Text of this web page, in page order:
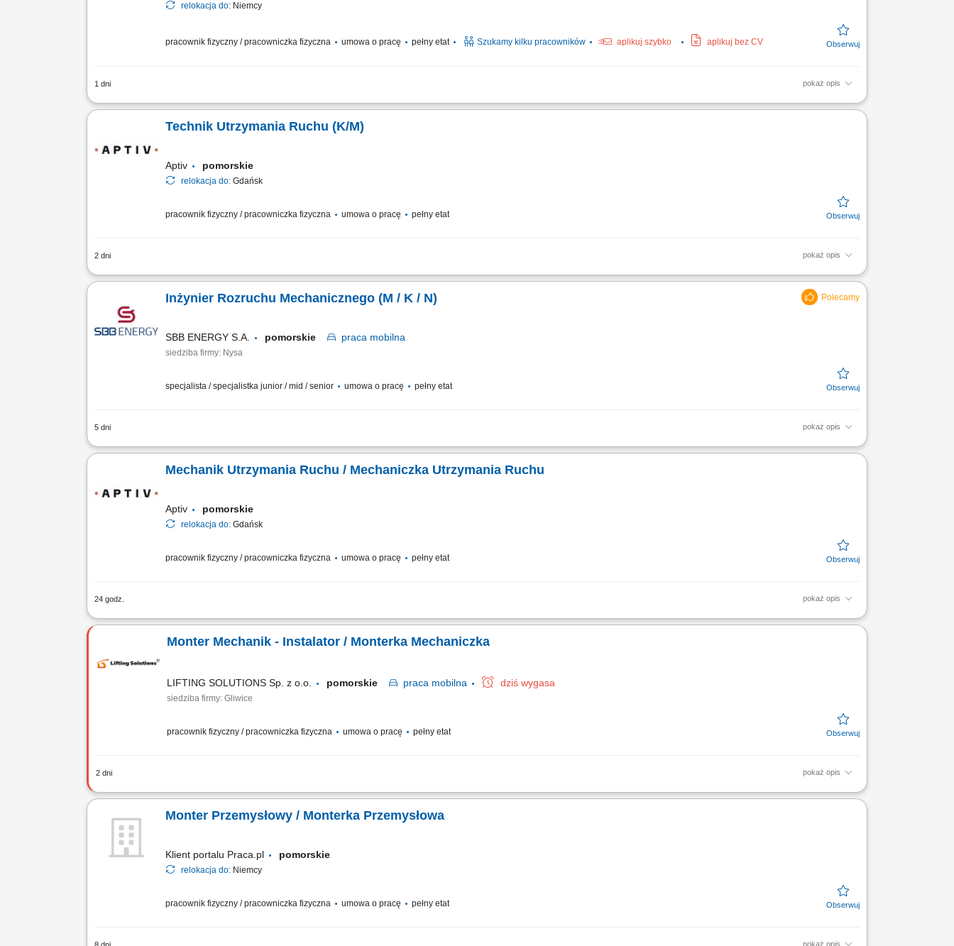
relokacja do: Niemcy
pracownik fizyczny / pracowniczka fizyczna umowa o pracę pełny etat Szukamy kilku pracowników aplikuj szybko aplikuj bez CV
1 dni pokaż opis
The work will be carried out at our production and assembly location in Lindern, Germany. Responsibilities: Assembly of machines and mechanical components;
Technik Utrzymania Ruchu (K/M)
Aptiv pomorskie
relokacja do: Gdańsk
pracownik fizyczny / pracowniczka fizyczna umowa o pracę pełny etat
2 dni pokaż opis
Twoja rola: Będziesz odpowiadać za zapewnienie ciągłości i niezawodności produkcji i należytego stanu maszyn i urządzeń produkcyjnych. Twoje obowiązki będą
Inżynier Rozruchu Mechanicznego (M / K / N)
SBB ENERGY S.A. pomorskie praca mobilna
siedziba firmy: Nysa
specjalista / specjalistka junior / mid / senior umowa o pracę pełny etat
5 dni pokaż opis
Lokalizacja Obiekty energetyczne i przemysłowe w Polsce oraz za granicą Uruchamiaj inwestycje, które zmieniają przemysł SBB ENERGY realizuje projekty
Mechanik Utrzymania Ruchu / Mechaniczka Utrzymania Ruchu
Aptiv pomorskie
relokacja do: Gdańsk
pracownik fizyczny / pracowniczka fizyczna umowa o pracę pełny etat
24 godz. pokaż opis
Zakres obowiązków: utrzymanie sprawności technicznej maszyn produkcyjnych, wykonywanie napraw bieżących oraz prac konserwacyjnych, przygotowanie maszyn
Monter Mechanik - Instalator / Monterka Mechaniczka
LIFTING SOLUTIONS Sp. z o.o. pomorskie praca mobilna dziś wygasa
siedziba firmy: Gliwice
pracownik fizyczny / pracowniczka fizyczna umowa o pracę pełny etat
2 dni pokaż opis
Zadania Składanie zespołów maszynowych i stanowisk przemysłowych zgodnie z dokumentacją projektową; Łączenie i integrowanie zmontowanych modułów w
Monter Przemysłowy / Monterka Przemysłowa
Klient portalu Praca.pl pomorskie
relokacja do: Niemcy
pracownik fizyczny / pracowniczka fizyczna umowa o pracę pełny etat
pokaż opis